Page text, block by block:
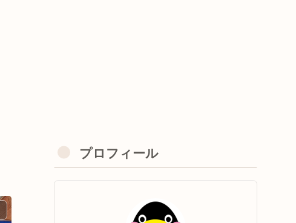
プロフィール